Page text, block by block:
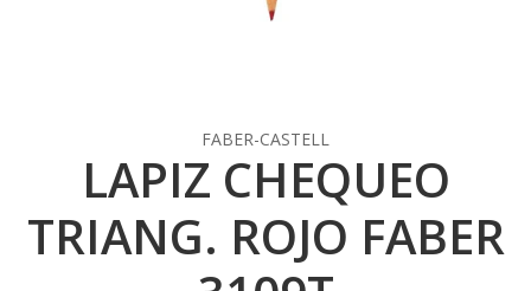
FABER-CASTELL
LAPIZ CHEQUEO
TRIANG. ROJO FABER